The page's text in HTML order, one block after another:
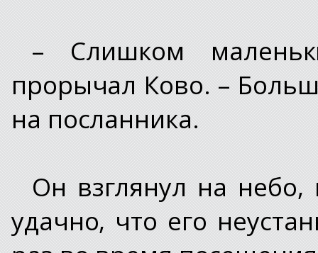
– Слишком
прорычал Ково. –
на посланника.
Он взглянул на
удачно, что его